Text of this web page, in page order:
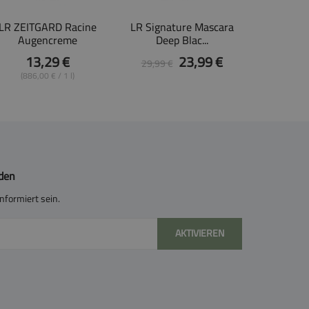
ZEITGARD Racine
Augencreme
13,29 €
(886,00 € / 1 l)
LR Signature Mascara
Deep Blac...
29,99 € 23,99 €
sein.
AKTIVIEREN